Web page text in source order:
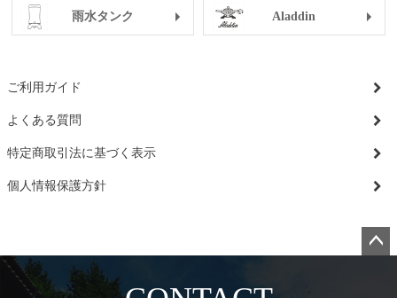
雨水タンク Aladdin
ご利用ガイド
よくある質問
特定商取引法に基づく表示
個人情報保護方針